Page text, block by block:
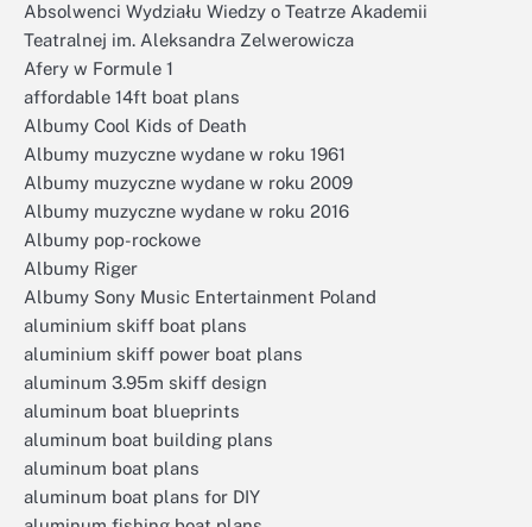
Absolwenci Wydziału Wiedzy o Teatrze Akademii
Teatralnej im. Aleksandra Zelwerowicza
Afery w Formule 1
affordable 14ft boat plans
Albumy Cool Kids of Death
Albumy muzyczne wydane w roku 1961
Albumy muzyczne wydane w roku 2009
Albumy muzyczne wydane w roku 2016
Albumy pop-rockowe
Albumy Riger
Albumy Sony Music Entertainment Poland
aluminium skiff boat plans
aluminium skiff power boat plans
aluminum 3.95m skiff design
aluminum boat blueprints
aluminum boat building plans
aluminum boat plans
aluminum boat plans for DIY